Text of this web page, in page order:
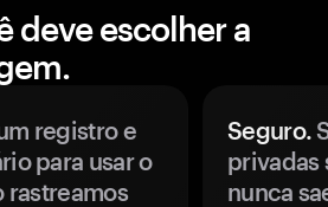
deve escolher a
registro e
para usar o
rastreamos
Seguro.
privadas
nunca